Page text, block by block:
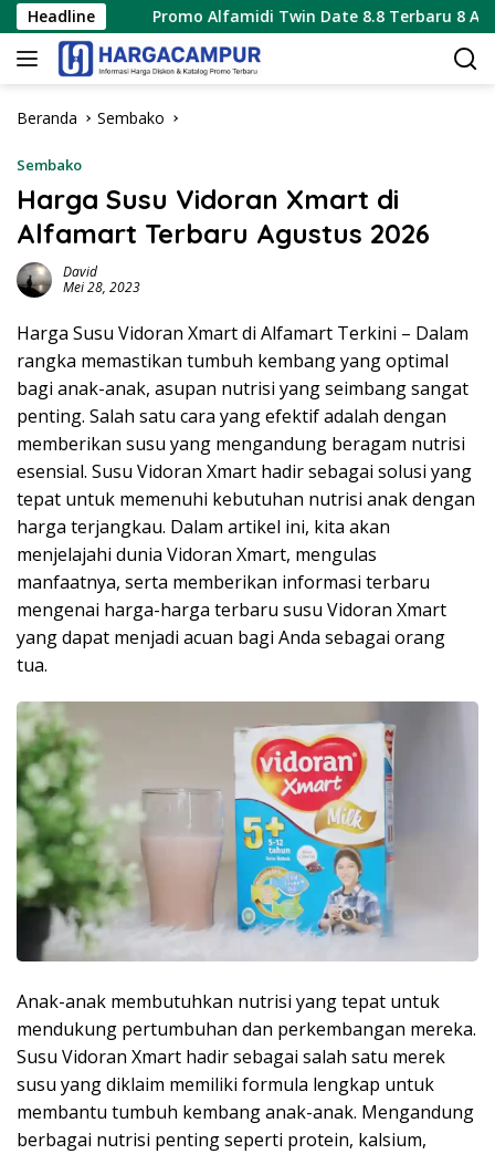
Langsung
ke
konten
HeadlinePromo Alfamidi Twin Date 8.8 Terbaru 8 Agustus 2026
Beranda Sembako
Sembako
Harga Susu Vidoran Xmart di
Alfamart Terbaru Agustus 2026
David
Mei 28, 2023
Harga Susu Vidoran Xmart di Alfamart Terkini – Dalam
rangka memastikan tumbuh kembang yang optimal
bagi anak-anak, asupan nutrisi yang seimbang sangat
penting. Salah satu cara yang efektif adalah dengan
memberikan susu yang mengandung beragam nutrisi
esensial. Susu Vidoran Xmart hadir sebagai solusi yang
tepat untuk memenuhi kebutuhan nutrisi anak dengan
harga terjangkau. Dalam artikel ini, kita akan
menjelajahi dunia Vidoran Xmart, mengulas
manfaatnya, serta memberikan informasi terbaru
mengenai harga-harga terbaru susu Vidoran Xmart
yang dapat menjadi acuan bagi Anda sebagai orang
tua.
Anak-anak membutuhkan nutrisi yang tepat untuk
mendukung pertumbuhan dan perkembangan mereka.
Susu Vidoran Xmart hadir sebagai salah satu merek
susu yang diklaim memiliki formula lengkap untuk
membantu tumbuh kembang anak-anak. Mengandung
berbagai nutrisi penting seperti protein, kalsium,